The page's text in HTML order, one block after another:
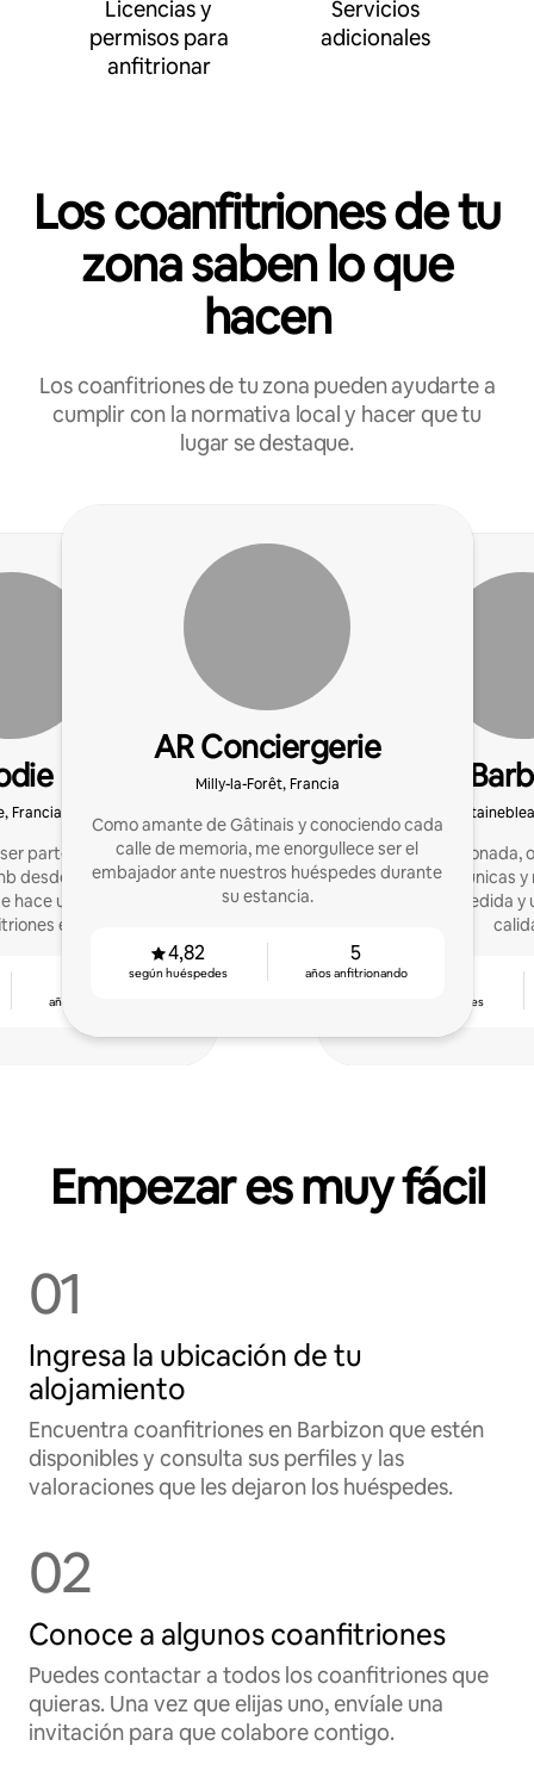
Licencias y
permisos para
anfitrionar
Servicios
adicionales
Los coanfitriones de tu
zona saben lo que
hacen
Los coanfitriones de tu zona pueden ayudarte a
cumplir con la normativa local y hacer que tu
lugar se destaque.
Francia
parte de la aventura
desde hace más de
hace unos meses
en su aventura!
años anfitrionando
AR Conciergerie
Milly-la-Forêt, Francia
Como amante de Gâtinais y conociendo cada
calle de memoria, me enorgullece ser el
embajador ante nuestros huéspedes durante
su estancia.
4,82
según huéspedes
5
años anfitrionando
Gestora apasionada,
vacacionales únicas
enfoque a medida
según huéspedes
Empezar es muy fácil
01
Ingresa la ubicación de tu
alojamiento
Encuentra coanfitriones en Barbizon que estén
disponibles y consulta sus perfiles y las
valoraciones que les dejaron los huéspedes.
02
Conoce a algunos coanfitriones
Puedes contactar a todos los coanfitriones que
quieras. Una vez que elijas uno, envíale una
invitación para que colabore contigo.